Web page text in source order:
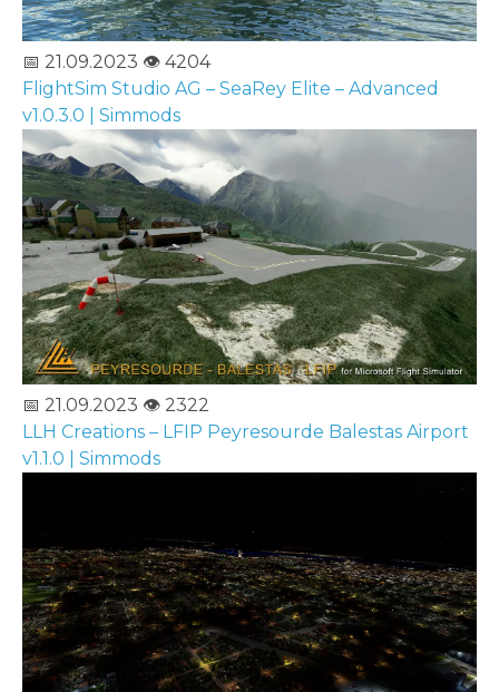
📅 21.09.2023 👁️ 4204
FlightSim Studio AG – SeaRey Elite – Advanced
v1.0.3.0 | Simmods
📅 21.09.2023 👁️ 2322
LLH Creations – LFIP Peyresourde Balestas Airport
v1.1.0 | Simmods